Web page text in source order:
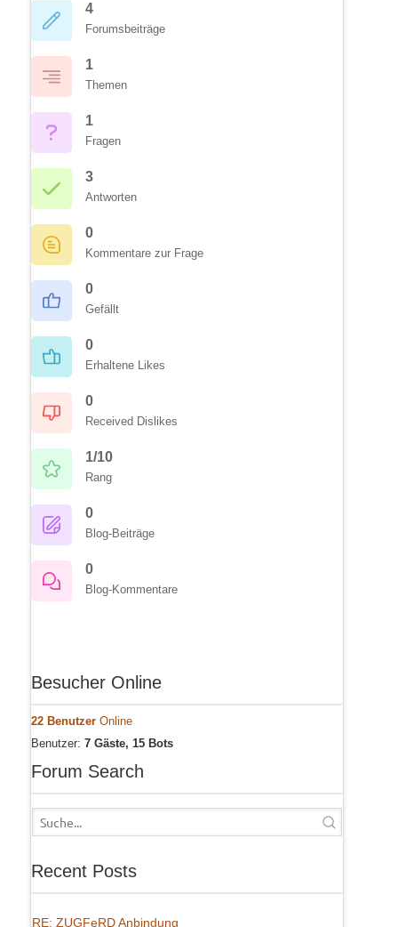
4
Forumsbeiträge
1
Themen
1
Fragen
3
Antworten
0
Kommentare zur Frage
0
Gefällt
0
Erhaltene Likes
0
Received Dislikes
1/10
Rang
0
Blog-Beiträge
0
Blog-Kommentare
Besucher Online
22 Benutzer Online
Benutzer: 7 Gäste, 15 Bots
Forum Search
Recent Posts
RE: ZUGFeRD Anbindung